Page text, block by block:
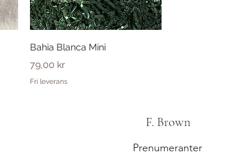
Snabbvisning
Bahia Blanca Mini
Pris
79,00 kr
Fri leverans
F. Brown
Prenumeranter